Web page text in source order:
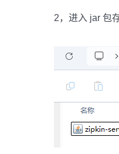
2，进入 jar 包